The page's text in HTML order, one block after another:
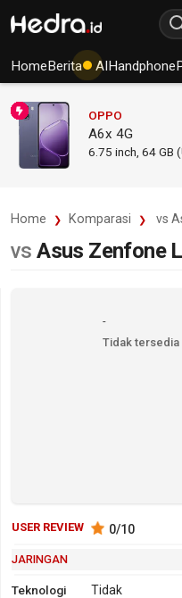
HomeBerita AIHandphone
OPPO
A6x 4G
6.75 inch, 64 GB
Home Komparasi vs
vsAsus Zenfone
-
Tidak tersedia
USER REVIEW 0/10
JARINGAN
Teknologi Tidak